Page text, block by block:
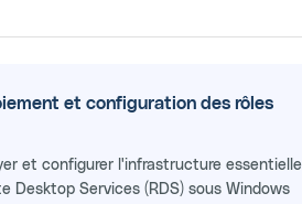
et configuration des rôles
et configurer l'infrastructure essentielle
Desktop Services (RDS) sous Windows